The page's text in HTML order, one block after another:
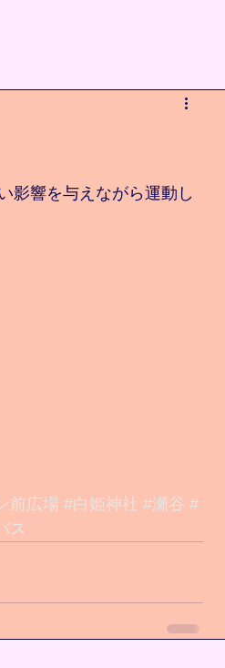
影響を与えながら運動し
前広場 #白姫神社 #瀬谷 #
ス